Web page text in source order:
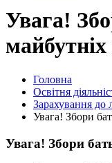
Увага!
Головна
Освітня
Зарахування до
Увага! Збори
Увага! Збори